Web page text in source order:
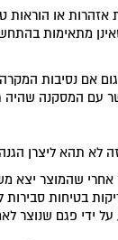
אזהרות או הוראות
מתאימות
אם נסיבות
עם המסקנה שהיה
אחרי שהמוצר יצא
בטיחות סבירות
ידי פגם שנוצר